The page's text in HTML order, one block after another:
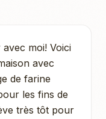
moi! Voici
avec
de farine
les fins de
très tôt pour